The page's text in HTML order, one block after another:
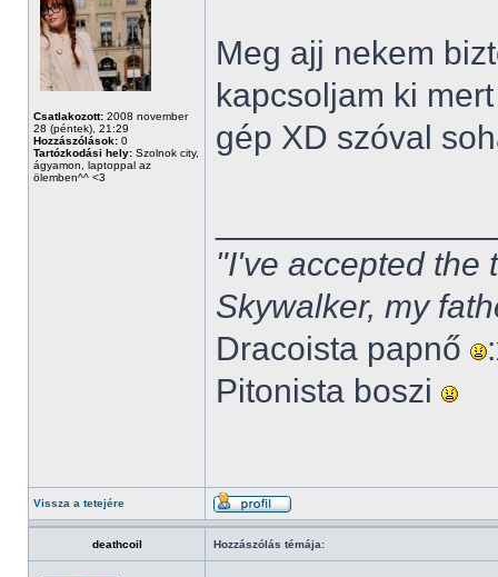
Csatlakozott: 2008 november
28 (péntek), 21:29
Hozzászólások: 0
Tartózkodási hely: Szolnok city,
ágyamon, laptoppal az
ölemben^^ <3
Meg ajj nekem
kapcsoljam ki
gép XD szóval
"I've accepted the
Skywalker, my
Dracoista papnő
Pitonista boszi
Vissza a tetejére
deathcoil Hozzászólás témája: